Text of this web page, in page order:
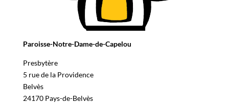
Paroisse-Notre-Dame-de-Capelou
Presbytère
5 rue de la Providence
Belvès
24170 Pays-de-Belvès